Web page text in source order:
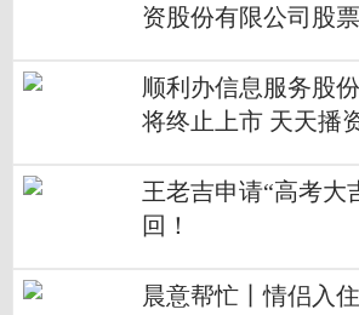
资股份有限公司股
顺利办信息服务股
将终止上市 天天播
王老吉申请“高考大
回！
晨意帮忙丨情侣入